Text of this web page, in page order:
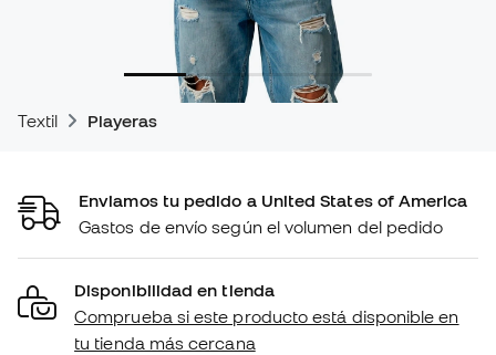
Textil Playeras
Enviamos tu pedido a United States of America
Gastos de envío según el volumen del pedido
Disponibilidad en tienda
Comprueba si este producto está disponible en
tu tienda más cercana